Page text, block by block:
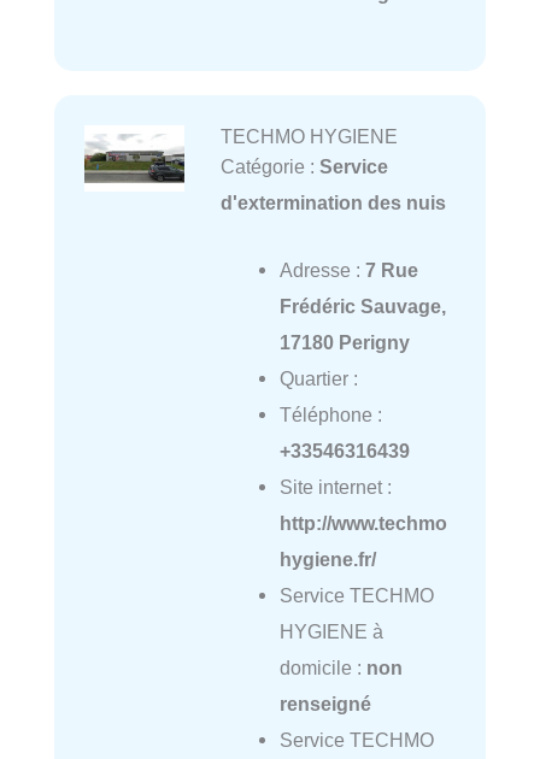
TECHMO HYGIENE
Catégorie : Service
d'extermination des nuis
Adresse : 7 Rue
Frédéric Sauvage,
17180 Perigny
Quartier :
Téléphone :
+33546316439
Site internet :
http://www.techmo
hygiene.fr/
Service TECHMO
HYGIENE à
domicile : non
renseigné
Service TECHMO